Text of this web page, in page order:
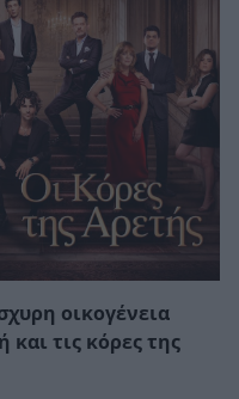
οικογένεια
και τις κόρες της